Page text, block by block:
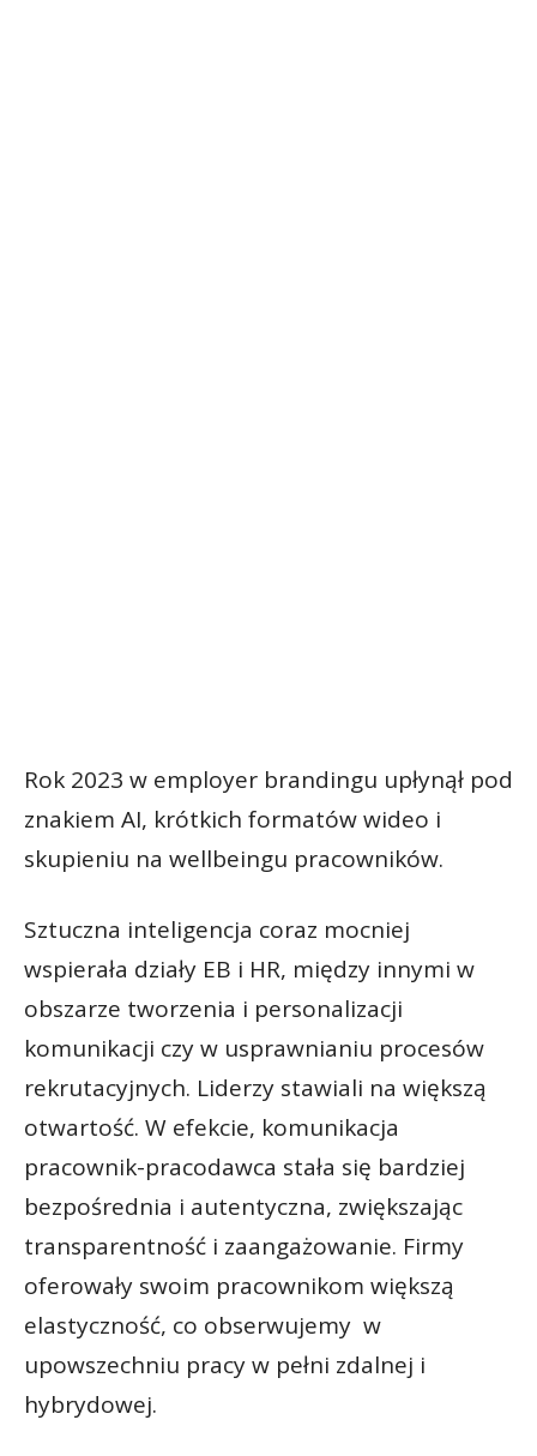
Rok 2023 w employer brandingu upłynął pod
znakiem AI, krótkich formatów wideo i
skupieniu na wellbeingu pracowników.
Sztuczna inteligencja coraz mocniej
wspierała działy EB i HR, między innymi w
obszarze tworzenia i personalizacji
komunikacji czy w usprawnianiu procesów
rekrutacyjnych. Liderzy stawiali na większą
otwartość. W efekcie, komunikacja
pracownik-pracodawca stała się bardziej
bezpośrednia i autentyczna, zwiększając
transparentność i zaangażowanie. Firmy
oferowały swoim pracownikom większą
elastyczność, co obserwujemy w
upowszechniu pracy w pełni zdalnej i
hybrydowej.